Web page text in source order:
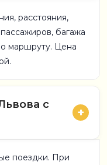
расстояния,
багажа
маршруту. Цена
с
поездки. При